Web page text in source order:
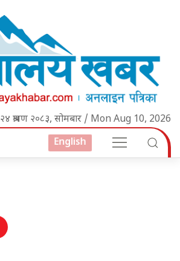
२४ श्रावण २०८३, सोमबार / Mon Aug 10, 2026
English